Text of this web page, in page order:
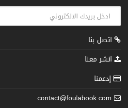
اتصل بنا
انشر معنا
إدعمنا
contact@foulabook.com